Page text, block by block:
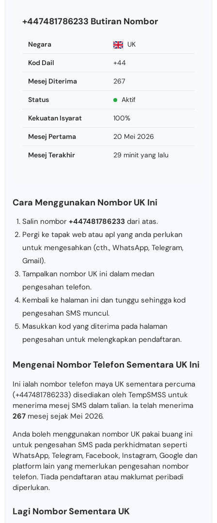
+447481786233 Butiran Nombor
Negara UK
Kod Dail +44
Mesej Diterima 267
Status Aktif
Kekuatan Isyarat 100%
Mesej Pertama 20 Mei 2026
Mesej Terakhir 29 minit yang lalu
Cara Menggunakan Nombor UK Ini
Salin nombor +447481786233 dari atas.
Pergi ke tapak web atau apl yang anda perlukan
untuk mengesahkan (cth., WhatsApp, Telegram,
Gmail).
Tampalkan nombor UK ini dalam medan
pengesahan telefon.
Kembali ke halaman ini dan tunggu sehingga kod
pengesahan SMS muncul.
Masukkan kod yang diterima pada halaman
pengesahan untuk melengkapkan pendaftaran.
Mengenai Nombor Telefon Sementara UK Ini
Ini ialah nombor telefon maya UK sementara percuma
(+447481786233) disediakan oleh TempSMSS untuk
menerima mesej SMS dalam talian. Ia telah menerima
267 mesej sejak Mei 2026.
Anda boleh menggunakan nombor UK pakai buang ini
untuk pengesahan SMS pada perkhidmatan seperti
WhatsApp, Telegram, Facebook, Instagram, Google dan
platform lain yang memerlukan pengesahan nombor
telefon. Tiada pendaftaran atau maklumat peribadi
diperlukan.
Lagi Nombor Sementara UK